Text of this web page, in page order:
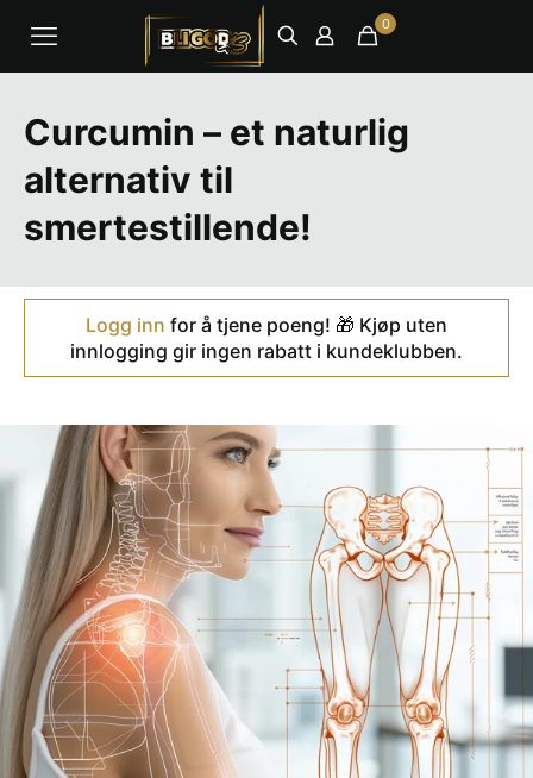
0
Curcumin – et naturlig
alternativ til
smertestillende!
Logg inn for å tjene poeng! 🎁 Kjøp uten
innlogging gir ingen rabatt i kundeklubben.